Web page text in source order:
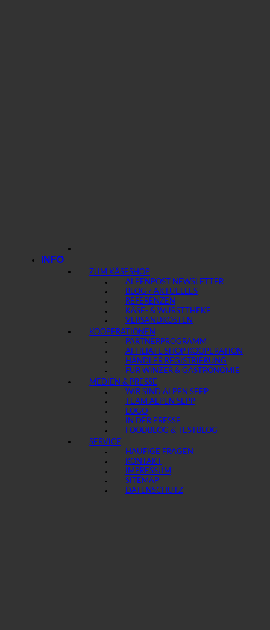
INFO
ZUM KÄSESHOP
ALPENPOST NEWSLETTER
BLOG / AKTUELLES
REFERENZEN
KÄSE- & WURSTTHEKE
VERSANDKOSTEN
KOOPERATIONEN
PARTNERPROGRAMM
AFFILIATE SHOP KOOPERATION
HÄNDLER REGISTRIERUNG
FÜR WINZER & GASTRONOMIE
MEDIEN & PRESSE
WIR SIND ALPEN SEPP
TEAM ALPEN SEPP
LOGO
IN DER PRESSE
FOODBLOG & TESTBLOG
SERVICE
HÄUFIGE FRAGEN
KONTAKT
IMPRESSUM
SITEMAP
DATENSCHUTZ